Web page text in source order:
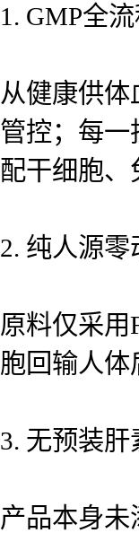
1. GMP全
从健康供体
管控；每一
配干细胞
2. 纯人源
原料仅采
胞回输人
3. 无预装
产品本身未